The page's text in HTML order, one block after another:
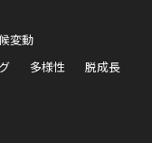
変動
多様性 脱成長